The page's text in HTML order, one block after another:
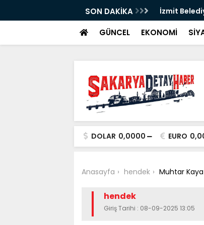
SON DAKİKA İzmit
GÜNCEL EKONOMİ
DOLAR 0,0000 EURO
Anasayfa hendek Muhtar
hendek
Giriş Tarihi : 08-09-2025 13:05